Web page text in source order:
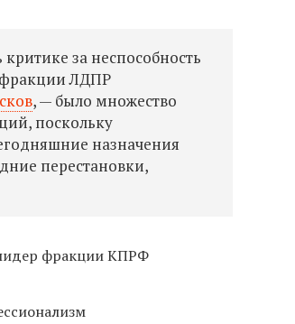
за неспособность
фракции ЛДПР
, — было множество
поскольку
назначения
перестановки,
фракции КПРФ